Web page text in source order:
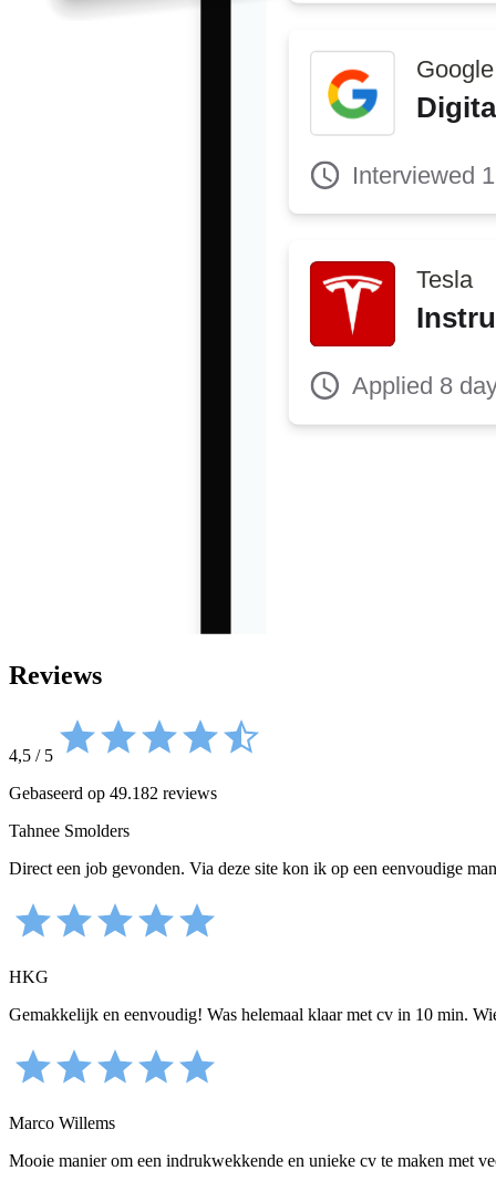
Reviews
4,5 / 5
Gebaseerd op 49.182 reviews
Tahnee Smolders
Direct een job gevonden. Via deze site kon ik op een eenvoudige
HKG
Gemakkelijk en eenvoudig! Was helemaal klaar met cv in 10 min.
Marco Willems
Mooie manier om een indrukwekkende en unieke cv te maken met